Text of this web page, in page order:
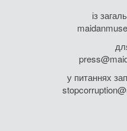
із
у питаннях